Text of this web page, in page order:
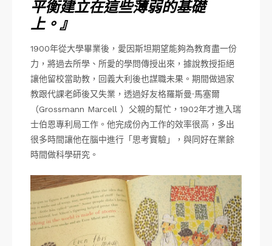
平衡建立在這些薄弱的基礎
上。』
1900年從大學畢業後，愛因斯坦期望能夠為教育盡一份
力，將過去所學、所愛的學問傳授出來，據說教授拒絕
讓他留校當助教，回義大利後也謀職未果。期間做過家
教跟代課老師後又失業，透過好友格羅斯曼·馬塞爾
（Grossmann Marcell ）父親的幫忙，1902年才進入瑞
士伯恩專利局工作。他完成份內工作的效率很高，多出
很多時間讓他在腦中進行「思考實驗」，與同好在業餘
時間做科學研究。